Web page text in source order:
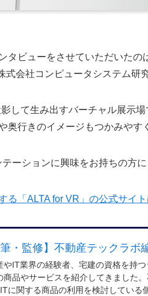
タビューをさせていただいた
式会社コンピュータシステム研
して生み出すバーチャル展示
奥行きのイメージもつかみやす
ーションに興味をお持ちの方
る「ALTA for VR」の公式サイ
筆・監修】不動産テックラボ
やIT業界の経験者、宅建の資格を持
商品やサービスを紹介してきました
に関する商品の利用を検討している